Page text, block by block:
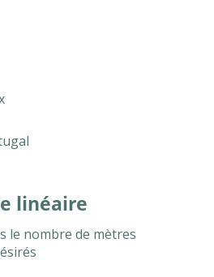
le nombre de mètres